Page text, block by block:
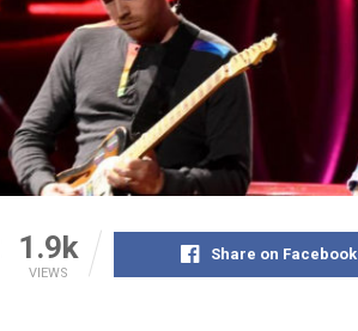
1.9k
VIEWS
Share on Facebook